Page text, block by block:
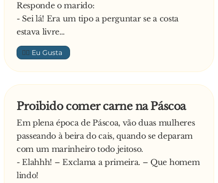
Responde o marido:
- Sei lá! Era um tipo a perguntar se a costa
estava livre…
👍🏼
Proibido comer carne na Páscoa
Em plena época de Páscoa, vão duas mulheres
passeando à beira do cais, quando se deparam
com um marinheiro todo jeitoso.
- Elahhh! – Exclama a primeira. – Que homem
lindo!